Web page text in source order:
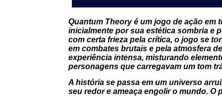
Quantum Theoryé um jogo de ação em
inicialmente por sua estética sombria e
com certa frieza pela crítica, o jogo se
em combates brutais e pela atmosfera
experiência intensa, misturando
personagens que carregavam um tom
A história se passa em um universo
seu redor e ameaça engolir o mundo. O